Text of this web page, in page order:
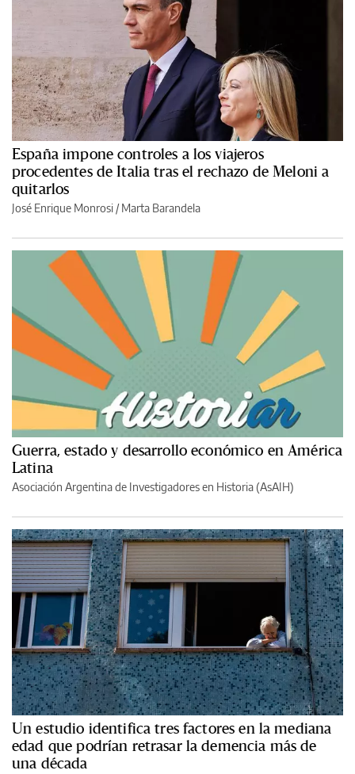
España impone controles a los viajeros
procedentes de Italia tras el rechazo de Meloni a
quitarlos
José Enrique Monrosi / Marta Barandela
Guerra, estado y desarrollo económico en América
Latina
Asociación Argentina de Investigadores en Historia (AsAIH)
Un estudio identifica tres factores en la mediana
edad que podrían retrasar la demencia más de
una década